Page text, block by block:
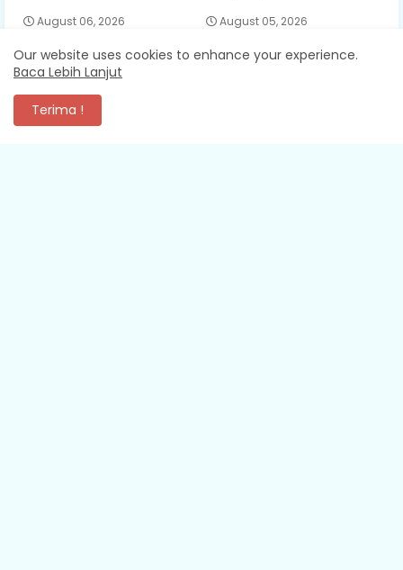
August 06, 2026 August 05, 2026
KOMENTAR
Our website uses cookies to enhance your experience.
Baca Lebih Lanjut
Terima !